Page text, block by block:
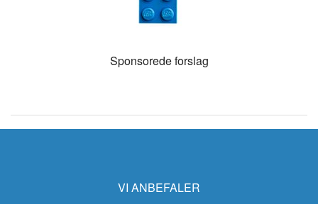
Sponsorede forslag
VI ANBEFALER